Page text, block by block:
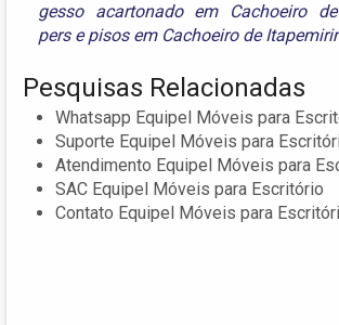
gesso acartonado em Cachoeiro
persepisos em Cachoeiro de
Pesquisas Relacionadas
Whatsapp Equipel Móveis para
Suporte Equipel Móveis para
Atendimento Equipel Móveis para
SAC Equipel Móveis para Escritório
Contato Equipel Móveis para